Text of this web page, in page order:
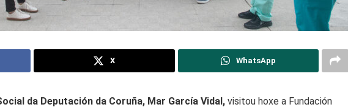
X WhatsApp
da Deputación da Coruña, Mar García Vidal, visitou hoxe a Fundación